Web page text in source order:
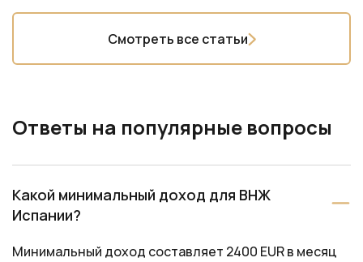
Смотреть все статьи
Ответы на популярные вопросы
Какой минимальный доход для ВНЖ
Испании?
Минимальный доход составляет 2400 EUR в месяц